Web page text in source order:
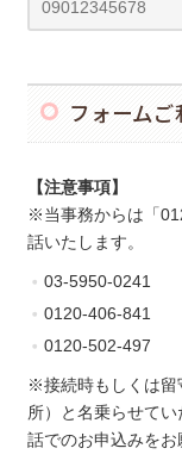
フォーム
【注意事項】
※当事務からは「
話いたします。
03-5950-0241
0120-406-841
0120-502-497
※接続時もしくは留
所）と名乗らせて
話でのお申込みをお